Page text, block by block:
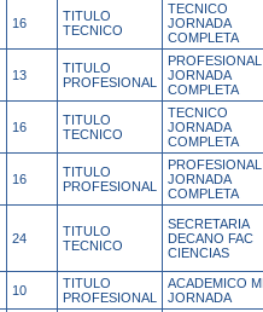
16
TITULO
TECNICO
TECNICO
JORNADA
COMPLETA
13
TITULO
PROFESIONAL
PROFESIONAL
JORNADA
COMPLETA
16
TITULO
TECNICO
TECNICO
JORNADA
COMPLETA
16
TITULO
PROFESIONAL
PROFESIONAL
JORNADA
COMPLETA
24
TITULO
TECNICO
SECRETARIA
DECANO FAC
CIENCIAS
10
TITULO
PROFESIONAL
ACADEMICO
JORNADA